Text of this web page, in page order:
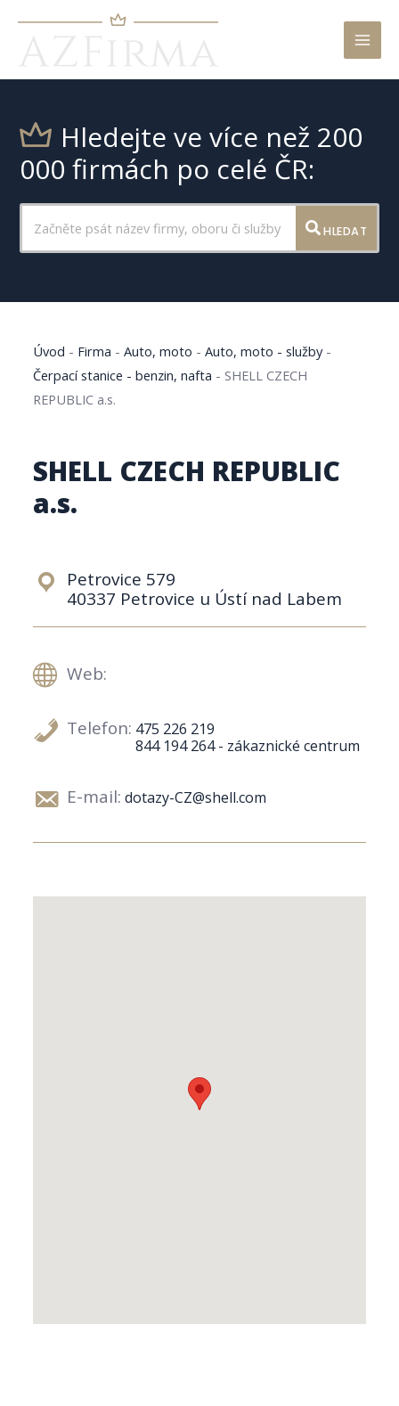
Hledejte ve více než 200
000 firmách po celé ČR:
HLEDAT
Úvod - Firma -Auto, moto -Auto, moto - služby-
Čerpací stanice - benzin, nafta - SHELL CZECH
REPUBLIC a.s.
SHELL CZECH REPUBLIC
a.s.
Petrovice 579
40337 Petrovice u Ústí nad Labem
Web:
Telefon: 475 226 219
844 194 264 - zákaznické centrum
E-mail: dotazy-CZ@shell.com